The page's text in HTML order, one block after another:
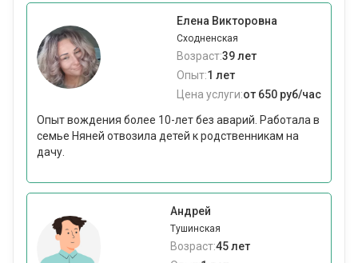
Елена Викторовна
Сходненская
Возраст:39 лет
Опыт:1 лет
Цена услуги:от 650 руб/час
Опыт вождения более 10-лет без аварий. Работала в
семье Няней отвозила детей к родственникам на
дачу.
Андрей
Тушинская
Возраст:45 лет